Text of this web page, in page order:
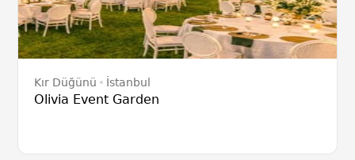
Kır Düğünü İstanbul
Olivia Event Garden